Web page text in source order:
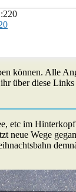
können. Alle
über diese
etc im
neue Wege